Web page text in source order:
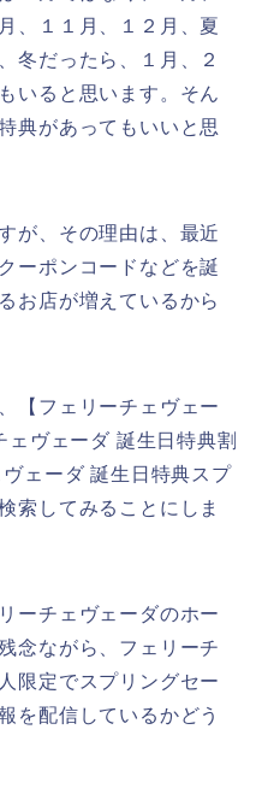
、１１月、１２月、夏
冬だったら、１月、２
いると思います。そん
典があってもいいと思
が、その理由は、最近
ーポンコードなどを誕
お店が増えているから
【フェリーチェヴェー
ヴェーダ 誕生日特典割
ェーダ 誕生日特典スプ
索してみることにしま
ーチェヴェーダのホー
念ながら、フェリーチ
限定でスプリングセー
を配信しているかどう